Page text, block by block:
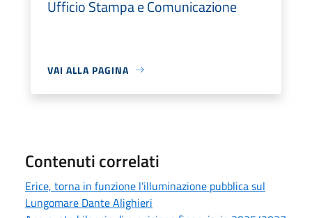
Ufficio Stampa e Comunicazione
VAI ALLA PAGINA
Contenuti correlati
Erice, torna in funzione l’illuminazione pubblica sul
Lungomare Dante Alighieri